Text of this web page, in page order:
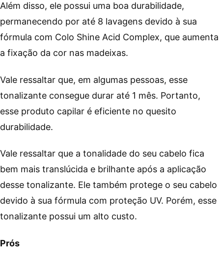
Além disso, ele possui uma boa durabilidade,
permanecendo por até 8 lavagens devido à sua
fórmula com Colo Shine Acid Complex, que aumenta
a fixação da cor nas madeixas.
Vale ressaltar que, em algumas pessoas, esse
tonalizante consegue durar até 1 mês. Portanto,
esse produto capilar é eficiente no quesito
durabilidade.
Vale ressaltar que a tonalidade do seu cabelo fica
bem mais translúcida e brilhante após a aplicação
desse tonalizante. Ele também protege o seu cabelo
devido à sua fórmula com proteção UV. Porém, esse
tonalizante possui um alto custo.
Prós